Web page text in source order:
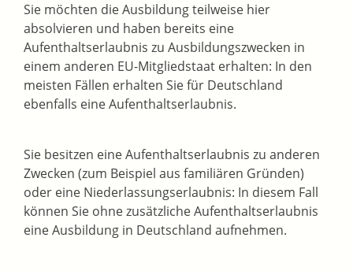
Sie möchten die Ausbildung teilweise hier
absolvieren und haben bereits eine
Aufenthaltserlaubnis zu Ausbildungszwecken in
einem anderen EU-Mitgliedstaat erhalten: In den
meisten Fällen erhalten Sie für Deutschland
ebenfalls eine Aufenthaltserlaubnis.
Sie besitzen eine Aufenthaltserlaubnis zu anderen
Zwecken (zum Beispiel aus familiären Gründen)
oder eine Niederlassungserlaubnis: In diesem Fall
können Sie ohne zusätzliche Aufenthaltserlaubnis
eine Ausbildung in Deutschland aufnehmen.